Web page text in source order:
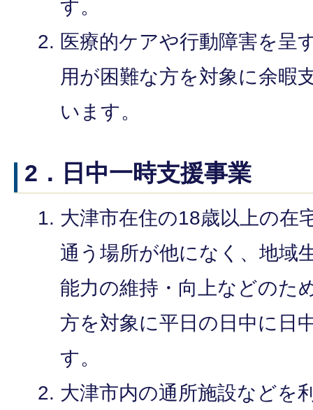
す。
医療的ケアや行動障害を呈
用が困難な方を対象に余暇
います。
2．日中一時支援事業
大津市在住の18歳以上の在
通う場所が他になく、地域
能力の維持・向上などのた
方を対象に平日の日中に日
す。
大津市内の通所施設などを